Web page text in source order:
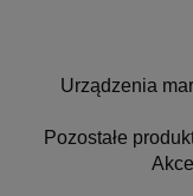
Urządzenia
Pozostałe